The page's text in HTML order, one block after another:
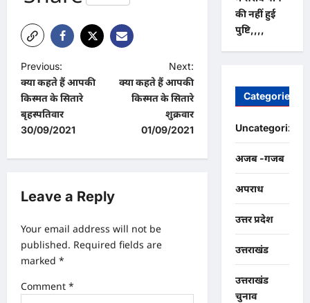
P
o
s
t
n
v
g
a
t
Previous:
क्या कहते हैं आपकी
किस्मत के सितारे
बृहस्पतिवार
30/09/2021
Next:
क्या कहते हैं आपकी
किस्मत के सितारे
शुक्रवार
01/09/2021
Leave a Reply
Your email address will not be
published. Required fields are
marked *
Comment *
की नहीं हुई
पुष्टि,,,,
Categories
Uncategorized
अजब -गजब
अपराध
उत्तर प्रदेश
उत्तराखंड
उत्तराखंड
चुनाव